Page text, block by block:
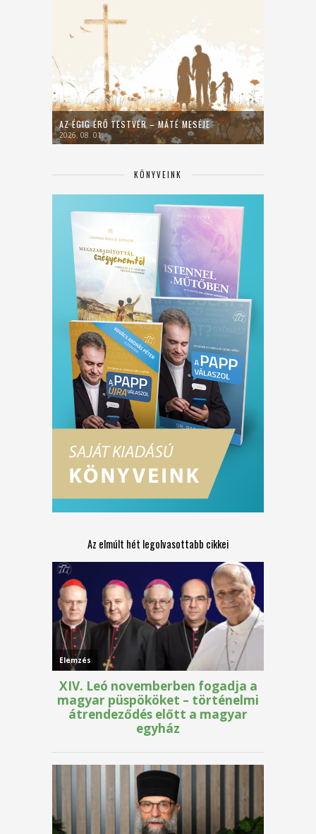
AZ ÉGIG ÉRŐ TESTVÉR – MÁTÉ MESÉJE
2026. 08. 01.
KÖNYVEINK
Az elmúlt hét legolvasottabb cikkei